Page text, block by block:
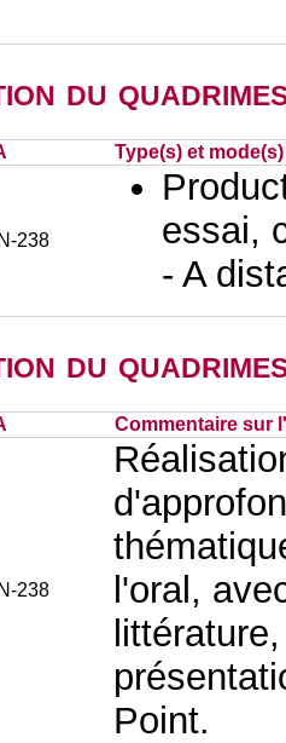
du
Type(s) et
238
essai,
- A
du
Commentaire sur
238
l'oral,
Point.